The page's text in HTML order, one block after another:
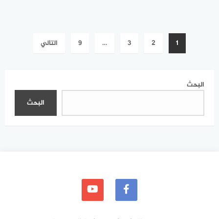
صفحات
1
2
3
…
9 التالي
البحث
البحث